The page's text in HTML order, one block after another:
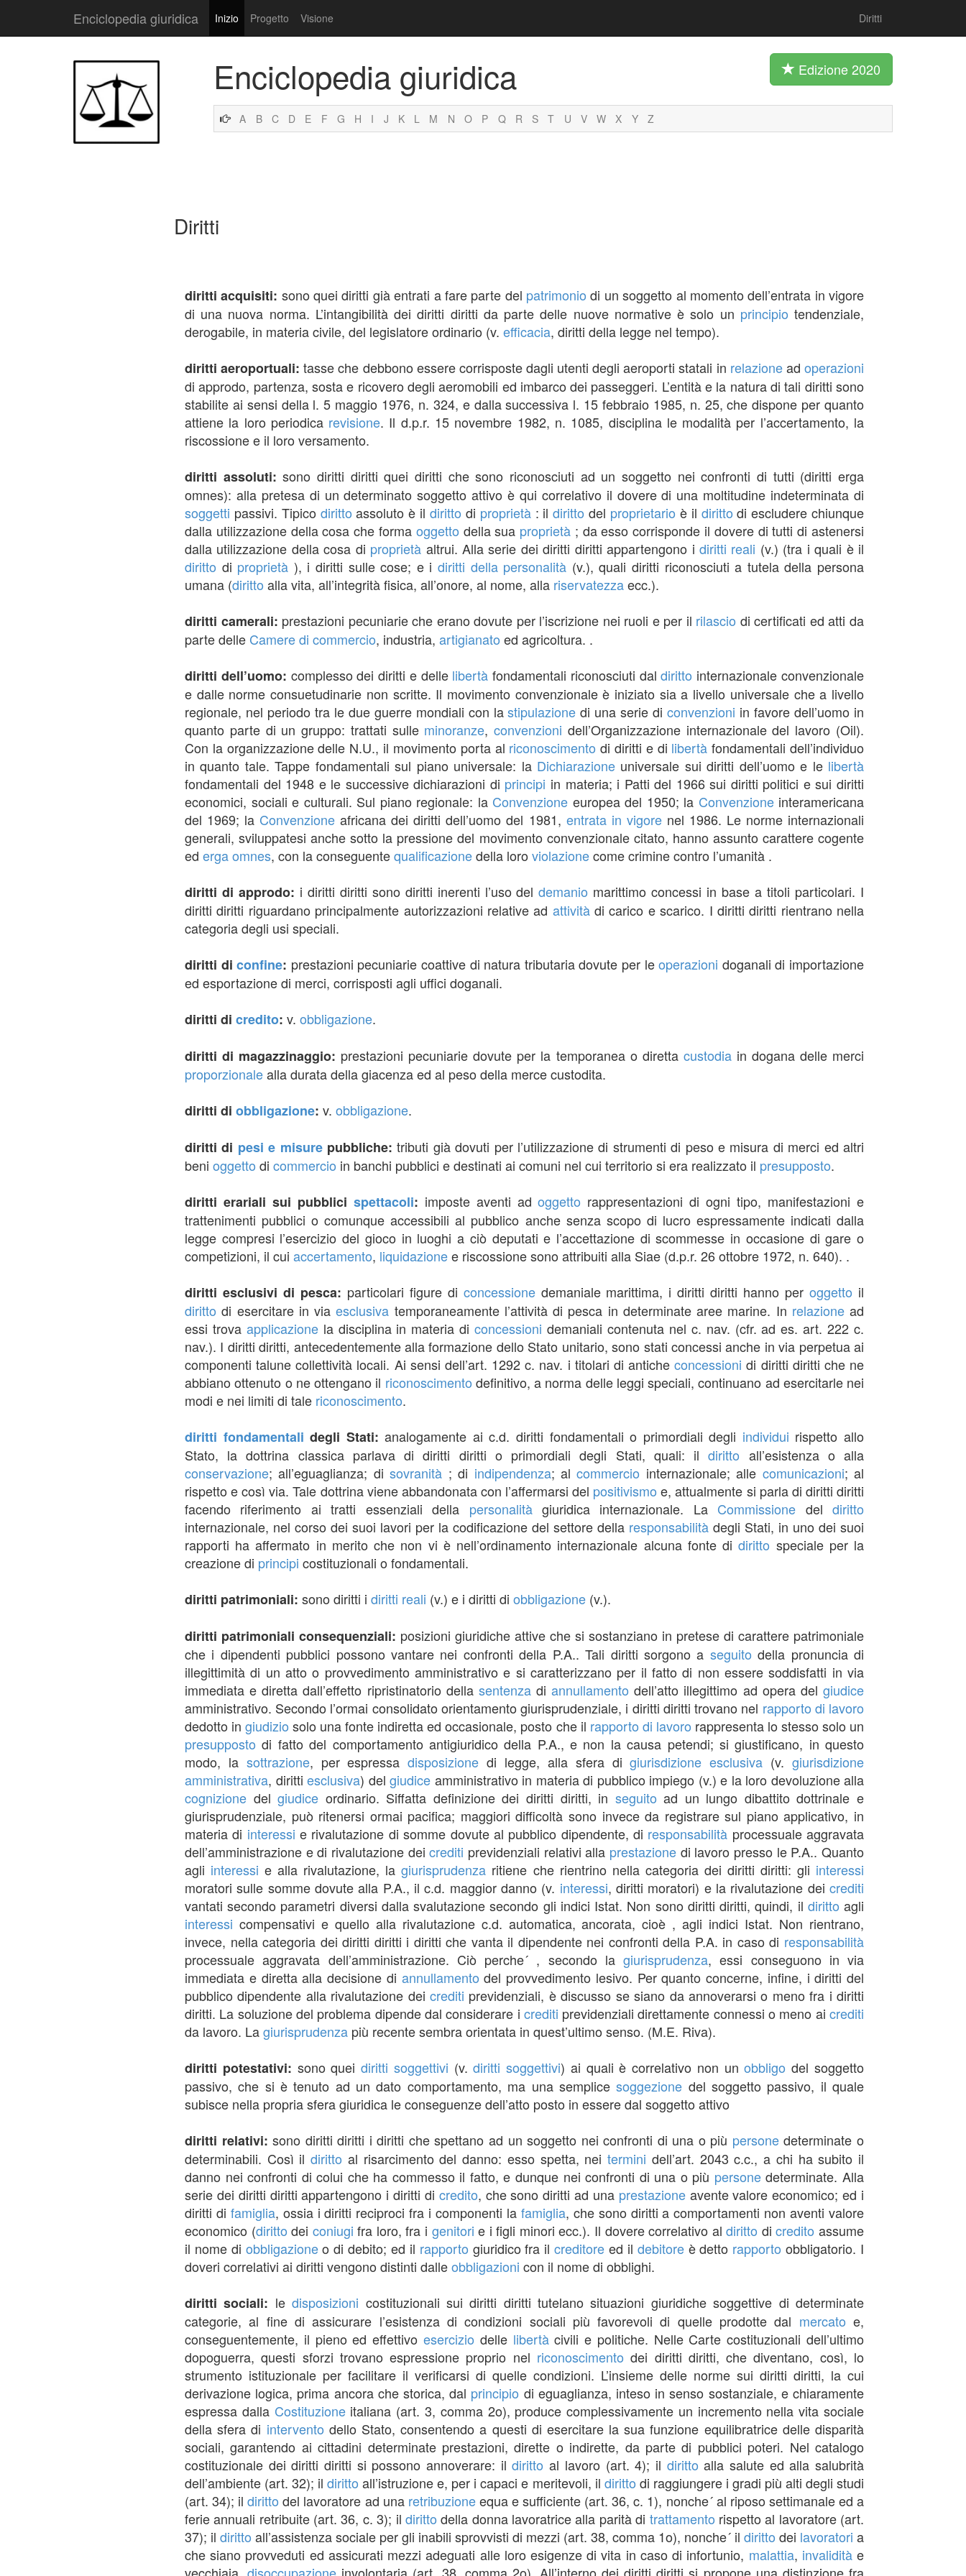
Enciclopedia giuridica Inizio Progetto Visione Diritti
Enciclopedia giuridica Edizione 2020
A B C D E F G H I J K L M N O P Q R S T U V W X Y Z
Diritti
diritti acquisiti: sono quei diritti già entrati a fare parte del patrimonio di un soggetto al momento dell’entrata in vigore
di una nuova norma. L’intangibilità dei diritti diritti da parte delle nuove normative è solo un principio tendenziale,
derogabile, in materia civile, del legislatore ordinario (v. efficacia, diritti della legge nel tempo).
diritti aeroportuali:tasse che debbono essere corrisposte dagli utenti degli aeroporti statali in relazioneadoperazioni
di approdo, partenza, sosta e ricovero degli aeromobili ed imbarco dei passeggeri. L’entità e la natura di tali diritti sono
stabilite ai sensi della l. 5 maggio 1976, n. 324, e dalla successiva l. 15 febbraio 1985, n. 25, che dispone per quanto
attiene la loro periodica revisione. Il d.p.r. 15 novembre 1982, n. 1085, disciplina le modalità per l’accertamento, la
riscossione e il loro versamento.
diritti assoluti:sono diritti diritti quei diritti che sono riconosciuti ad un soggetto nei confronti di tutti (diritti erga
omnes): alla pretesa di un determinato soggetto attivo è qui correlativo il dovere di una moltitudine indeterminata di
soggetti passivi. Tipico diritto assoluto è il diritto di proprietà: ildiritto del proprietario è il diritto di escludere chiunque
dalla utilizzazione della cosa che forma oggetto della sua proprietà ; da esso corrisponde il dovere di tutti di astenersi
dalla utilizzazione della cosa di proprietà altrui. Alla serie dei diritti diritti appartengono idiritti reali (v.) (tra i quali è il
diritto di proprietà ), i diritti sulle cose; e idiritti della personalità (v.), quali diritti riconosciuti a tutela della persona
umana (diritto alla vita, all’integrità fisica, all’onore, al nome, alla riservatezzaecc.).
diritti camerali: prestazioni pecuniarie che erano dovute per l’iscrizione nei ruoli e per il rilascio di certificati ed atti da
parte delle Camere di commercio, industria, artigianato ed agricoltura. .
diritti dell’uomo: complesso dei diritti e delle libertà fondamentali riconosciuti daldiritto internazionale convenzionale
e dalle norme consuetudinarie non scritte. Il movimento convenzionale è iniziato sia a livello universale che a livello
regionale, nel periodo tra le due guerre mondiali con lastipulazione di una serie diconvenzioni in favore dell’uomo in
quanto parte di un gruppo: trattati sulle minoranze,convenzioni dell’Organizzazione internazionale del lavoro (Oil).
Con la organizzazione delle N.U., il movimento porta al riconoscimento di diritti e di libertà fondamentali dell’individuo
in quanto tale. Tappe fondamentali sul piano universale: la Dichiarazioneuniversale sui diritti dell’uomo e le libertà
fondamentali del 1948 e le successive dichiarazioni di principi in materia; i Patti del 1966 sui diritti politici e sui diritti
economici, sociali e culturali. Sul piano regionale: la Convenzione europea del 1950; la Convenzioneinteramericana
del 1969; la Convenzione africana dei diritti dell’uomo del 1981, entrata in vigorenel 1986. Le norme internazionali
generali, sviluppatesi anche sotto la pressione del movimento convenzionale citato, hanno assunto carattere cogente
ed erga omnes, con la conseguentequalificazionedella loro violazionecome crimine contro l’umanità .
diritti di approdo: i diritti diritti sono diritti inerenti l’uso deldemanio marittimo concessi in base a titoli particolari. I
diritti diritti riguardano principalmente autorizzazioni relative ad attivitàdi carico e scarico. I diritti diritti rientrano nella
categoria degli usi speciali.
diritti diconfine: prestazioni pecuniarie coattive di natura tributaria dovute per leoperazioni doganali di importazione
ed esportazione di merci, corrisposti agli uffici doganali.
diritti di credito: v. obbligazione.
diritti di magazzinaggio: prestazioni pecuniarie dovute per la temporanea o diretta custodiain dogana delle merci
proporzionalealla durata della giacenza ed al peso della merce custodita.
diritti di obbligazione: v. obbligazione.
diritti di pesi e misurepubbliche:tributi già dovuti per l’utilizzazione di strumenti di peso e misura di merci ed altri
beni oggetto di commercio in banchi pubblici e destinati ai comuni nel cui territorio si era realizzato il presupposto.
diritti erariali sui pubblici spettacoli: imposte aventi adoggetto rappresentazioni di ogni tipo, manifestazioni e
trattenimenti pubblici o comunque accessibili al pubblico anche senza scopo di lucro espressamente indicati dalla
legge compresi l’esercizio del gioco in luoghi a ciò deputati e l’accettazione di scommesse in occasione di gare o
competizioni, il cui accertamento, liquidazionee riscossione sono attribuiti alla Siae (d.p.r. 26 ottobre 1972, n. 640). .
diritti esclusivi di pesca: particolari figure di concessionedemaniale marittima, i diritti diritti hanno peroggetto il
diritto di esercitare in viaesclusiva temporaneamente l’attività di pesca in determinate aree marine. In relazionead
essi trova applicazionela disciplina in materia diconcessioni demaniali contenuta nel c. nav. (cfr. ad es. art. 222 c.
nav.). I diritti diritti, antecedentemente alla formazione dello Stato unitario, sono stati concessi anche in via perpetua ai
componenti talune collettività locali. Ai sensi dell’art. 1292 c. nav. i titolari di anticheconcessioni di diritti diritti che ne
abbiano ottenuto o ne ottengano il riconoscimento definitivo, a norma delle leggi speciali, continuano ad esercitarle nei
modi e nei limiti di tale riconoscimento.
diritti fondamentali degli Stati:analogamente ai c.d. diritti fondamentali o primordiali degli individui rispetto allo
Stato, la dottrina classica parlava di diritti diritti o primordiali degli Stati, quali: ildiritto all’esistenza o alla
conservazione; all’eguaglianza; disovranità ; di indipendenza; alcommercio internazionale; alle comunicazioni; al
rispetto e così via. Tale dottrina viene abbandonata con l’affermarsi del positivismo e, attualmente si parla di diritti diritti
facendo riferimento ai tratti essenziali della personalitàgiuridica internazionale. La Commissione deldiritto
internazionale, nel corso dei suoi lavori per la codificazione del settore della responsabilità degli Stati, in uno dei suoi
rapporti ha affermato in merito che non vi è nell’ordinamento internazionale alcuna fonte didiritto speciale per la
creazione di principi costituzionali o fondamentali.
diritti patrimoniali: sono diritti i diritti reali (v.) e i diritti di obbligazione (v.).
diritti patrimoniali consequenziali: posizioni giuridiche attive che si sostanziano in pretese di carattere patrimoniale
che i dipendenti pubblici possono vantare nei confronti della P.A.. Tali diritti sorgono a seguito della pronuncia di
illegittimità di un atto o provvedimento amministrativo e si caratterizzano per il fatto di non essere soddisfatti in via
immediata e diretta dall’effetto ripristinatorio della sentenzadiannullamento dell’atto illegittimo ad opera delgiudice
amministrativo. Secondo l’ormai consolidato orientamento giurisprudenziale, i diritti diritti trovano nel rapporto di lavoro
dedotto ingiudizio solo una fonte indiretta ed occasionale, posto che il rapporto di lavoro rappresenta lo stesso solo un
presupposto di fatto del comportamento antigiuridico della P.A., e non la causa petendi; si giustificano, in questo
modo, la sottrazione, per espressadisposizione di legge, alla sfera digiurisdizione esclusiva (v.giurisdizione
amministrativa, diritti esclusiva) del giudice amministrativo in materia di pubblico impiego (v.) e la loro devoluzione alla
cognizione delgiudice ordinario. Siffatta definizione dei diritti diritti, in seguito ad un lungo dibattito dottrinale e
giurisprudenziale, può ritenersi ormai pacifica; maggiori difficoltà sono invece da registrare sul piano applicativo, in
materia di interessi e rivalutazione di somme dovute al pubblico dipendente, di responsabilità processuale aggravata
dell’amministrazione e di rivalutazione deicrediti previdenziali relativi alla prestazione di lavoro presso le P.A.. Quanto
agli interessi e alla rivalutazione, lagiurisprudenza ritiene che rientrino nella categoria dei diritti diritti: gli interessi
moratori sulle somme dovute alla P.A., il c.d. maggior danno (v. interessi, diritti moratori) e la rivalutazione deicrediti
vantati secondo parametri diversi dalla svalutazione secondo gli indici Istat. Non sono diritti diritti, quindi, il diritto agli
interessi compensativi e quello alla rivalutazione c.d. automatica, ancorata, cioè , agli indici Istat. Non rientrano,
invece, nella categoria dei diritti diritti i diritti che vanta il dipendente nei confronti della P.A. in caso di responsabilità
processuale aggravata dell’amministrazione. Ciò perche´ , secondo la giurisprudenza, essi conseguono in via
immediata e diretta alla decisione di annullamento del provvedimento lesivo. Per quanto concerne, infine, i diritti del
pubblico dipendente alla rivalutazione deicrediti previdenziali, è discusso se siano da annoverarsi o meno fra i diritti
diritti. La soluzione del problema dipende dal considerare i crediti previdenziali direttamente connessi o meno ai crediti
da lavoro. Lagiurisprudenza più recente sembra orientata in quest’ultimo senso. (M.E. Riva).
diritti potestativi: sono queidiritti soggettivi (v.diritti soggettivi) ai quali è correlativo non unobbligo del soggetto
passivo, che si è tenuto ad un dato comportamento, ma una semplicesoggezione del soggetto passivo, il quale
subisce nella propria sfera giuridica le conseguenze dell’atto posto in essere dal soggetto attivo
diritti relativi:sono diritti diritti i diritti che spettano ad un soggetto nei confronti di una o più personedeterminate o
determinabili. Così ildiritto al risarcimento del danno: esso spetta, neitermini dell’art. 2043 c.c., a chi ha subito il
danno nei confronti di colui che ha commesso il fatto, e dunque nei confronti di una o più personedeterminate. Alla
serie dei diritti diritti appartengono i diritti di credito, che sono diritti ad una prestazioneavente valore economico; ed i
diritti di famiglia, ossia i diritti reciproci fra i componenti la famiglia, che sono diritti a comportamenti non aventi valore
economico (diritto dei coniugi fra loro, fra i genitori e i figli minori ecc.). Il dovere correlativo aldiritto dicredito assume
il nome di obbligazioneo di debito; ed il rapporto giuridico fra ilcreditore ed il debitoreè detto rapporto obbligatorio. I
doveri correlativi ai diritti vengono distinti dalleobbligazioni con il nome di obblighi.
diritti sociali: ledisposizioni costituzionali sui diritti diritti tutelano situazioni giuridiche soggettive di determinate
categorie, al fine di assicurare l’esistenza di condizioni sociali più favorevoli di quelle prodotte dal mercato e,
conseguentemente, il pieno ed effettivo esercizio delle libertàcivili e politiche. Nelle Carte costituzionali dell’ultimo
dopoguerra, questi sforzi trovano espressione proprio nel riconoscimento dei diritti diritti, che diventano, così, lo
strumento istituzionale per facilitare il verificarsi di quelle condizioni. L’insieme delle norme sui diritti diritti, la cui
derivazione logica, prima ancora che storica, dal principio di eguaglianza, inteso in senso sostanziale, e chiaramente
espressa dalla Costituzioneitaliana (art. 3, comma 2o), produce complessivamente un incremento nella vita sociale
della sfera di intervento dello Stato, consentendo a questi di esercitare la sua funzione equilibratrice delle disparità
sociali, garantendo ai cittadini determinate prestazioni, dirette o indirette, da parte di pubblici poteri. Nel catalogo
costituzionale dei diritti diritti si possono annoverare: ildiritto al lavoro (art. 4); il diritto alla salute ed alla salubrità
dell’ambiente (art. 32); ildiritto all’istruzione e, per i capaci e meritevoli, il diritto di raggiungere i gradi più alti degli studi
(art. 34); ildiritto del lavoratore ad una retribuzioneequa e sufficiente (art. 36, c. 1), nonche´ al riposo settimanale ed a
ferie annuali retribuite (art. 36, c. 3); il diritto della donna lavoratrice alla parità di trattamento rispetto al lavoratore (art.
37); il diritto all’assistenza sociale per gli inabili sprovvisti di mezzi (art. 38, comma 1o), nonche´ il diritto dei lavoratori a
che siano provveduti ed assicurati mezzi adeguati alle loro esigenze di vita in caso di infortunio, malattia, invaliditàe